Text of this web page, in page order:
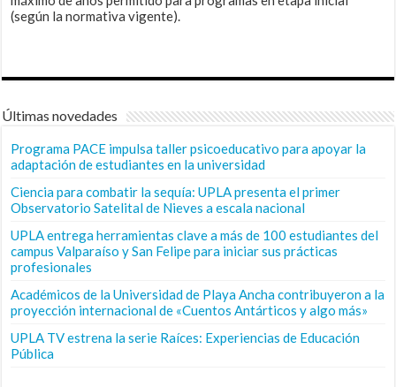
(según la normativa vigente).
Últimas novedades
Programa PACE impulsa taller psicoeducativo para apoyar la
adaptación de estudiantes en la universidad
Ciencia para combatir la sequía: UPLA presenta el primer
Observatorio Satelital de Nieves a escala nacional
UPLA entrega herramientas clave a más de 100 estudiantes del
campus Valparaíso y San Felipe para iniciar sus prácticas
profesionales
Académicos de la Universidad de Playa Ancha contribuyeron a la
proyección internacional de «Cuentos Antárticos y algo más»
UPLA TV estrena la serie Raíces: Experiencias de Educación
Pública